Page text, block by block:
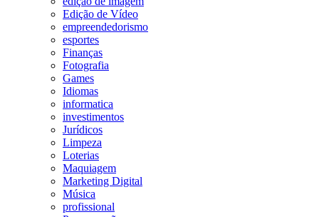
Edição de Vídeo
empreendedorismo
esportes
Finanças
Fotografia
Games
Idiomas
informatica
investimentos
Jurídicos
Limpeza
Loterias
Maquiagem
Marketing Digital
Música
profissional